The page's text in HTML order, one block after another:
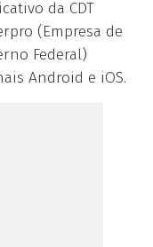
da CDT
(Empresa de
Federal)
Android e iOS.